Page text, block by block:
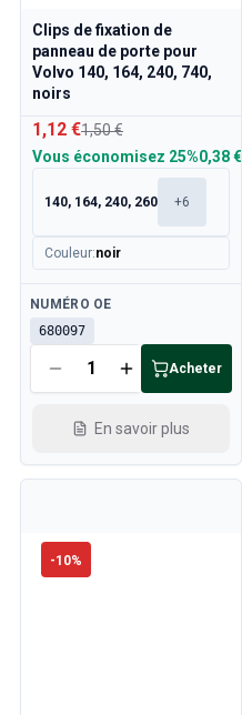
Clips de fixation de
panneau de porte pour
Volvo 140, 164, 240, 740,
noirs
1,12 €1,50 €
Vous économisez 25%0,38 €
140, 164, 240, 260 +6
Couleur:noir
Disponible
NUMÉRO OE
680097
Acheter
En savoir plus
-10%